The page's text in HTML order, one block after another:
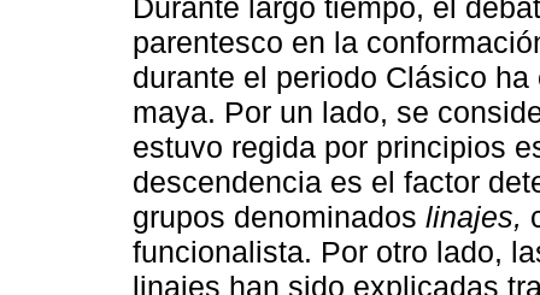
Durante largo tiempo, el
parentesco en la
durante el periodo Clásico
maya. Por un lado, se
estuvo regida por principios
descendencia es el factor
grupos denominados linajes,
funcionalista. Por otro lado,
linajes han sido explicadas